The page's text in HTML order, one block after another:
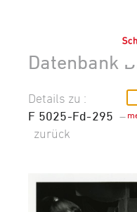
Datenbank
Details zu :
F 5025-Fd-295 –
zurück